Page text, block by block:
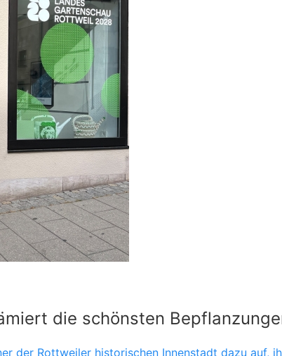
die schönsten
der Rottweiler historischen Innenstadt dazu auf,